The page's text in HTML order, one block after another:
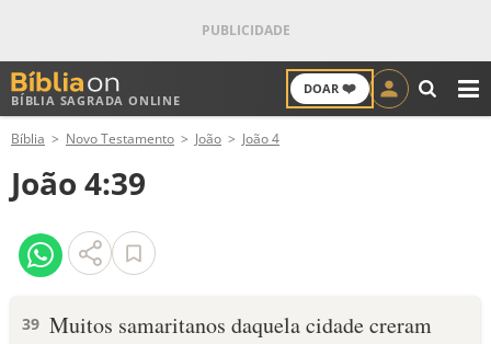
BÍBLIA SAGRADA ONLINE
DOAR ❤️
ANTIGO TESTAMENTO
NOVO TESTAMENTO
VERSÍCULOS
Bíblia Novo Testamento João João 4
João 4:39
39 Muitos samaritanos daquela cidade creram